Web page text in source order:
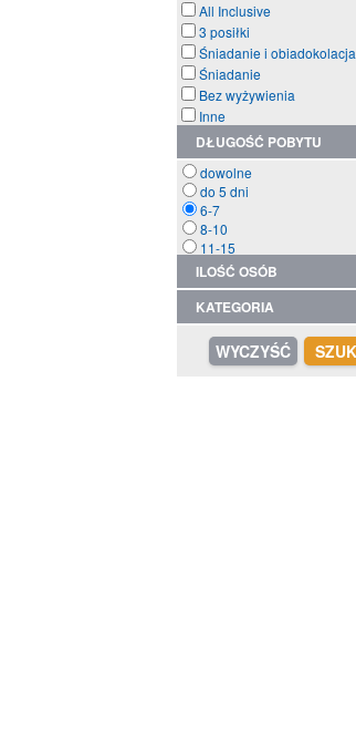
All Inclusive
3 posiłki
Śniadanie i obiadokolacja
Śniadanie
Bez wyżywienia
Inne
DŁUGOŚĆ POBYTU
dowolne
do 5 dni
6-7
8-10
11-15
ILOŚĆ OSÓB
KATEGORIA